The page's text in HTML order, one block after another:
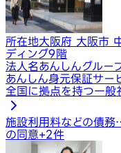
所在地大阪府 大阪市
ディング9階
法人名あんしんグルー
あんしん身元保証サー
全国に拠点を持つ一般
施設利用料などの債
の同意+2件